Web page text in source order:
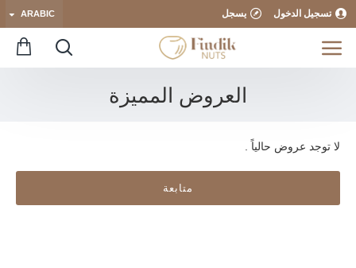
تسجيل الدخول يسجل ARABIC
العروض المميزة
لا توجد عروض حالياً .
متابعة